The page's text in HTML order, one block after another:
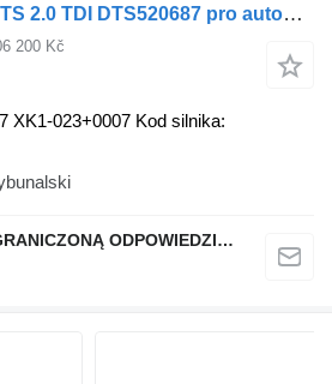
Motor Volkswagen DTS 2.0 TDI DTS520687 pro automobilu Volkswagen Golf VIII Passat B8 Tiguan
200 Kč
XK1-023+0007 Kod silnika:
QINDITO SPÓŁKA Z OGRANICZONĄ ODPOWIEDZIALNOŚCIĄ